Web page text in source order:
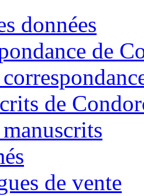
données
de
de
de vente